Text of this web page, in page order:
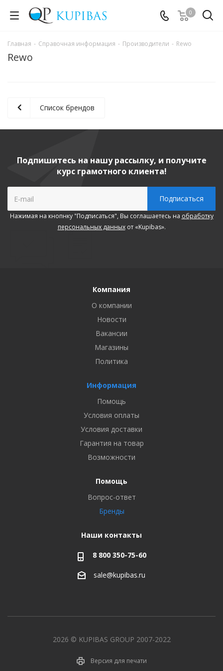
0
Главная - Справочная информация - Производители - Rewo
Rewo
Список брендов
Подпишитесь на нашу рассылку, и получите
курс грамотного клиента!
Нажимая на кнопнку "Подписаться", Вы соглашаетесь на обработку
персональных данныхот «Kupibas».
Компания
О компании
Новости
Вакансии
Магазины
Политика
Информация
Помощь
Условия оплаты
Условия доставки
Гарантия на товар
Возможности
Помощь
Вопрос-ответ
Бренды
Наши контакты
8 800 350-75-60
sale@kupibas.ru
2026 © KUPIBAS GROUP 2007-2022
Версия для печати